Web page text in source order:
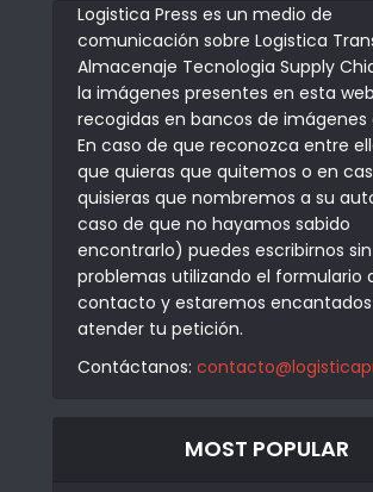
Logistica Press es un medio de
comunicación sobre Logistica
Almacenaje Tecnologia Supply
la imágenes presentes en esta
recogidas en bancos de imágenes
En caso de que reconozca entre
que quieras que quitemos o en
quisieras que nombremos a su
caso de que no hayamos sabido
encontrarlo) puedes escribirnos sin
problemas utilizando el formulario
contacto y estaremos
atender tu petición.
Contáctanos:
MOST POPULAR